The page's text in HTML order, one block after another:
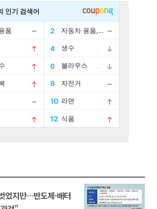
었지만…반도체·배터